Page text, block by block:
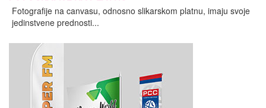
Fotografije na canvasu, odnosno slikarskom platnu, imaju svoje
jedinstvene prednosti...